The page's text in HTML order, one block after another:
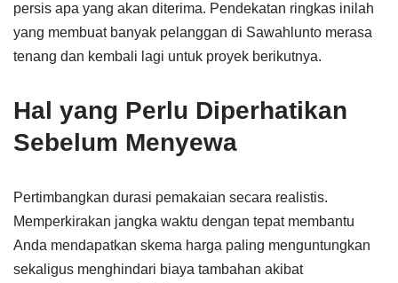
persis apa yang akan diterima. Pendekatan ringkas inilah
yang membuat banyak pelanggan di Sawahlunto merasa
tenang dan kembali lagi untuk proyek berikutnya.
Hal yang Perlu Diperhatikan
Sebelum Menyewa
Pertimbangkan durasi pemakaian secara realistis.
Memperkirakan jangka waktu dengan tepat membantu
Anda mendapatkan skema harga paling menguntungkan
sekaligus menghindari biaya tambahan akibat